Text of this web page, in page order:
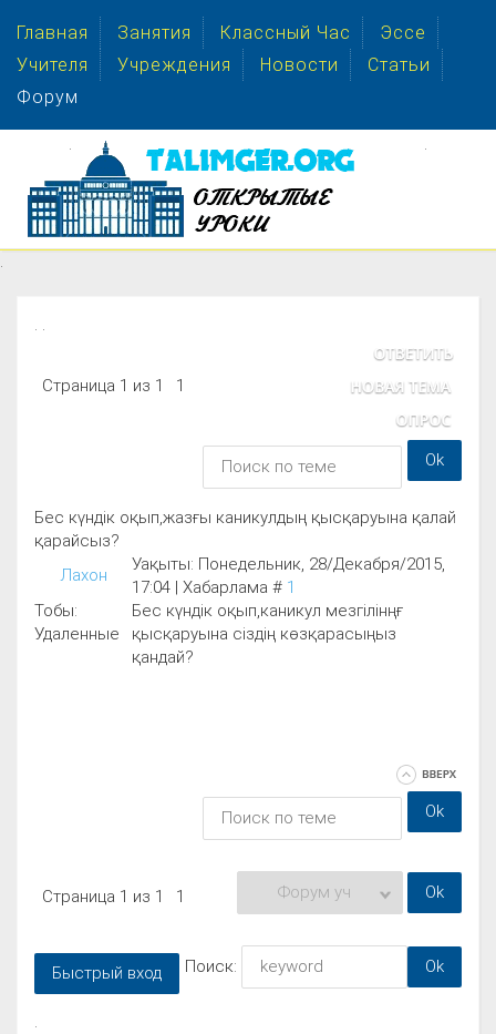
Главная Занятия Классный Час
Эссе
Учителя
Учреждения Новости
Статьи
Форум
.
. .
Страница 1 из 1 1
Бес күндік оқып,жазғы каникулдың қысқаруына қалай
қарайсыз?
Лахон
Уақыты: Понедельник, 28/Декабря/2015,
17:04 | Хабарлама # 1
Тобы:
Удаленные
Бес күндік оқып,каникул мезгілінңғ
қысқаруына сіздің көзқарасыңыз
қандай?
Страница 1 из 1 1
Поиск:
.
. .